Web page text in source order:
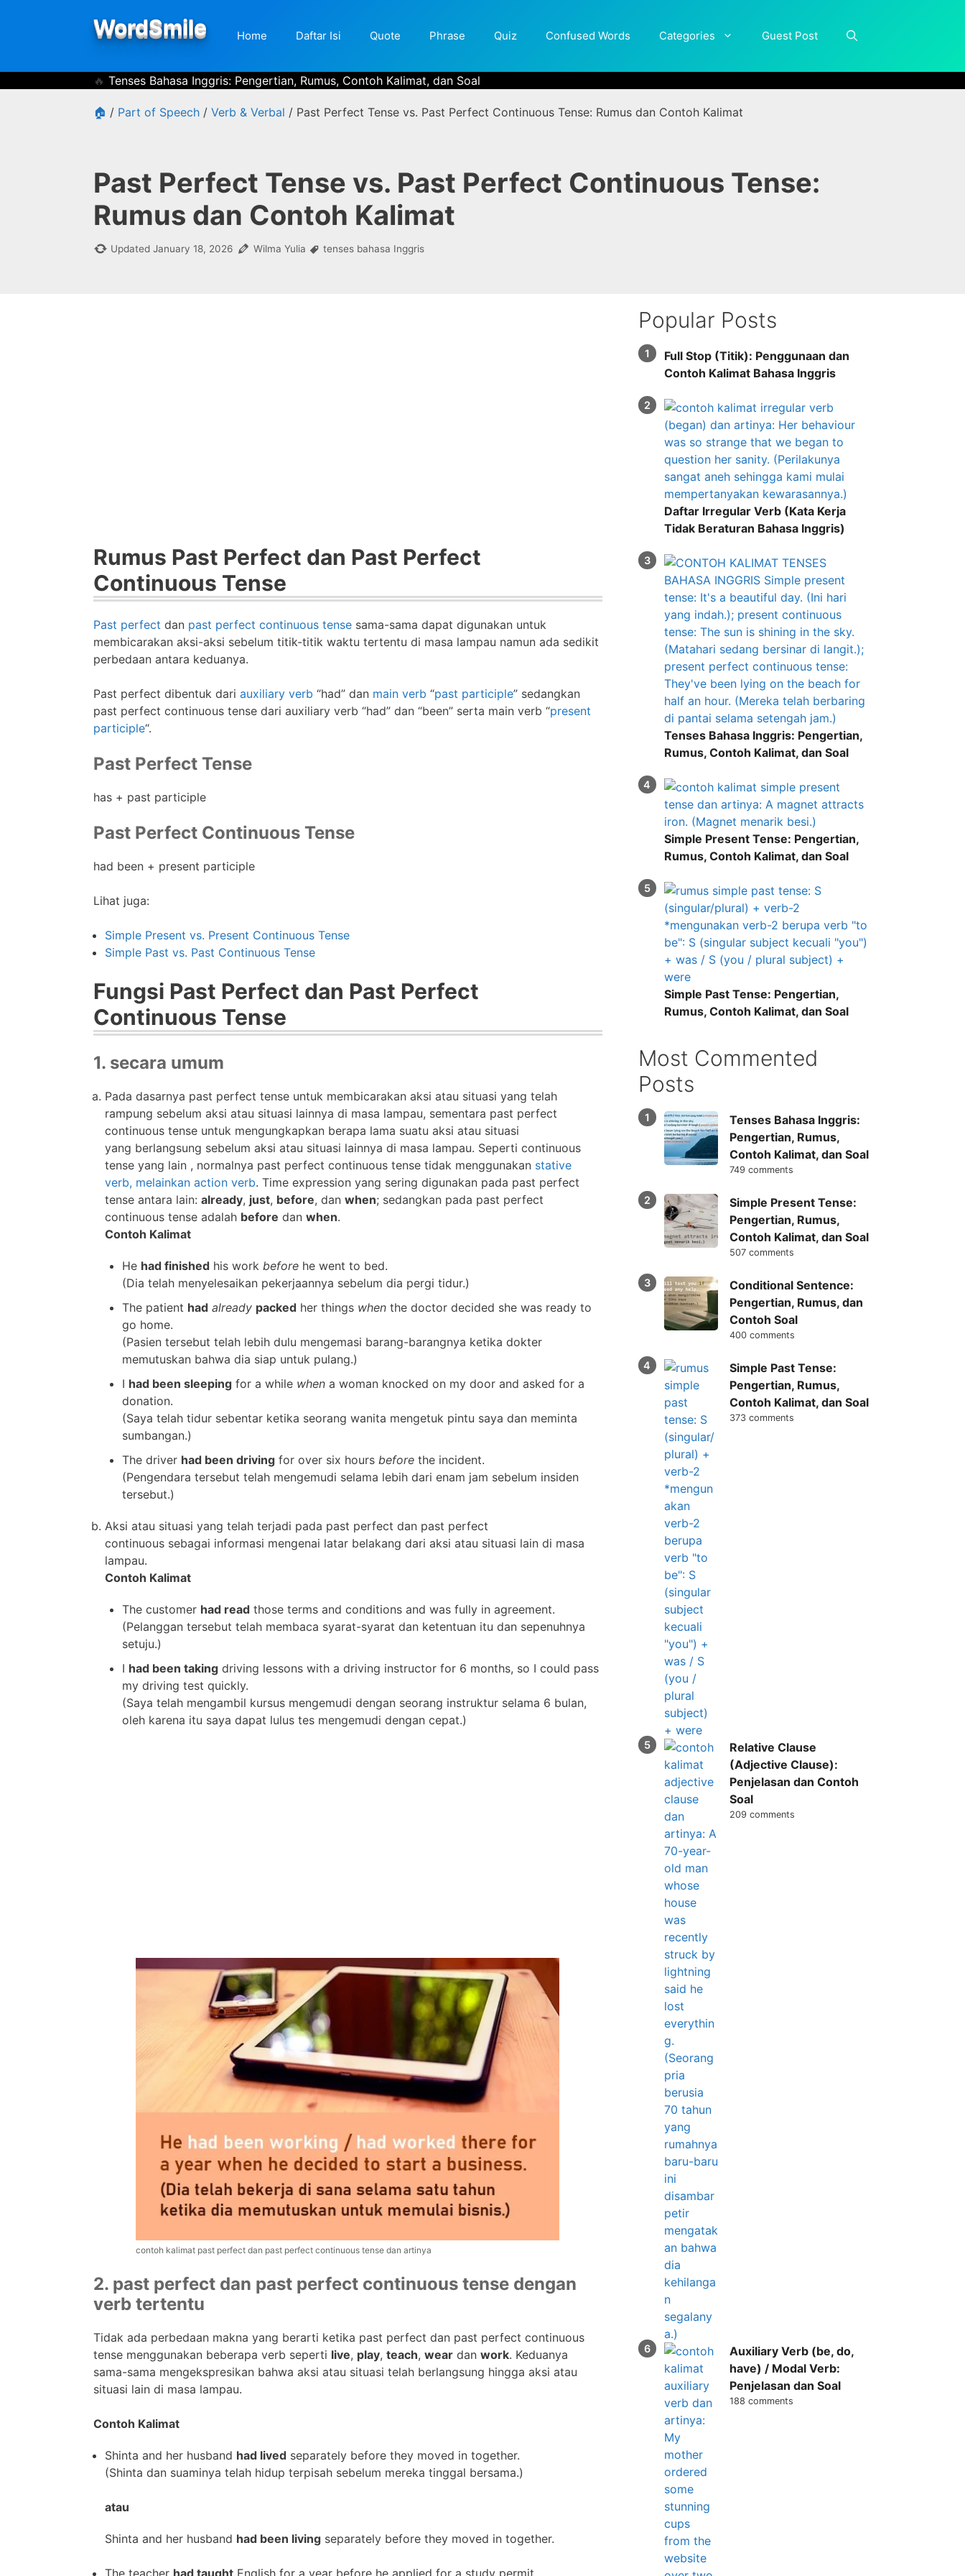
WordSmile Home Daftar Isi Quote Phrase Quiz Confused Words Categories Guest Post
Tenses Bahasa Inggris: Pengertian, Rumus, Contoh Kalimat, dan Soal
🏠 / Part of Speech / Verb & Verbal / Past Perfect Tense vs. Past Perfect Continuous Tense: Rumus dan Contoh Kalimat
Past Perfect Tense vs. Past Perfect Continuous Tense:
Rumus dan Contoh Kalimat
Updated January 18, 2026 Wilma Yulia Tags
tenses bahasa Inggris
Rumus Past Perfect dan Past Perfect
Continuous Tense
Past perfect dan past perfect continuous tense sama-sama dapat digunakan untuk
membicarakan aksi-aksi sebelum titik-titik waktu tertentu di masa lampau namun ada sedikit
perbedaan antara keduanya.
Past perfect dibentuk dari auxiliary verb “had” dan main verb “past participle” sedangkan
past perfect continuous tense dari auxiliary verb “had” dan “been” serta main verb “present
participle“.
Past Perfect Tense
has + past participle
Past Perfect Continuous Tense
had been + present participle
Lihat juga:
Simple Present vs. Present Continuous Tense
Simple Past vs. Past Continuous Tense
Fungsi Past Perfect dan Past Perfect
Continuous Tense
1. secara umum
Pada dasarnya past perfect tense untuk membicarakan aksi atau situasi yang telah
rampung sebelum aksi atau situasi lainnya di masa lampau, sementara past perfect
continuous tense untuk mengungkapkan berapa lama suatu aksi atau situasi
yang berlangsung sebelum aksi atau situasi lainnya di masa lampau. Seperti continuous
tense yang lain , normalnya past perfect continuous tense tidak menggunakan stative
verb, melainkan action verb. Time expression yang sering digunakan pada past perfect
tense antara lain: already, just, before, dan when; sedangkan pada past perfect
continuous tense adalah before dan when.
Contoh Kalimat
He had finished his work before he went to bed.
(Dia telah menyelesaikan pekerjaannya sebelum dia pergi tidur.)
The patient had already packed her things when the doctor decided she was ready to
go home.
(Pasien tersebut telah lebih dulu mengemasi barang-barangnya ketika dokter
memutuskan bahwa dia siap untuk pulang.)
I had been sleeping for a while when a woman knocked on my door and asked for a
donation.
(Saya telah tidur sebentar ketika seorang wanita mengetuk pintu saya dan meminta
sumbangan.)
The driver had been driving for over six hours before the incident.
(Pengendara tersebut telah mengemudi selama lebih dari enam jam sebelum insiden
tersebut.)
Aksi atau situasi yang telah terjadi pada past perfect dan past perfect
continuous sebagai informasi mengenai latar belakang dari aksi atau situasi lain di masa
lampau.
Contoh Kalimat
The customer had read those terms and conditions and was fully in agreement.
(Pelanggan tersebut telah membaca syarat-syarat dan ketentuan itu dan sepenuhnya
setuju.)
I had been taking driving lessons with a driving instructor for 6 months, so I could pass
my driving test quickly.
(Saya telah mengambil kursus mengemudi dengan seorang instruktur selama 6 bulan,
oleh karena itu saya dapat lulus tes mengemudi dengan cepat.)
contoh kalimat past perfect dan past perfect continuous tense dan artinya
2. past perfect dan past perfect continuous tense dengan
verb tertentu
Tidak ada perbedaan makna yang berarti ketika past perfect dan past perfect continuous
tense menggunakan beberapa verb seperti live, play, teach, wear dan work. Keduanya
sama-sama mengekspresikan bahwa aksi atau situasi telah berlangsung hingga aksi atau
situasi lain di masa lampau.
Contoh Kalimat
Shinta and her husband had lived separately before they moved in together.
(Shinta dan suaminya telah hidup terpisah sebelum mereka tinggal bersama.)
atau
Shinta and her husband had been living separately before they moved in together.
Popular Posts
Full Stop (Titik): Penggunaan dan
Contoh Kalimat Bahasa Inggris
Daftar Irregular Verb (Kata Kerja
Tidak Beraturan Bahasa Inggris)
Tenses Bahasa Inggris: Pengertian,
Rumus, Contoh Kalimat, dan Soal
Simple Present Tense: Pengertian,
Rumus, Contoh Kalimat, dan Soal
Simple Past Tense: Pengertian,
Rumus, Contoh Kalimat, dan Soal
Most Commented
Posts
Tenses Bahasa Inggris:
Pengertian, Rumus,
Contoh Kalimat, dan Soal
749 comments
Simple Present Tense:
Pengertian, Rumus,
Contoh Kalimat, dan Soal
507 comments
Conditional Sentence:
Pengertian, Rumus, dan
Contoh Soal
400 comments
Simple Past Tense:
Pengertian, Rumus,
Contoh Kalimat, dan Soal
373 comments
Relative Clause
(Adjective Clause):
Penjelasan dan Contoh
Soal
209 comments
Auxiliary Verb (be, do,
have) / Modal Verb:
Penjelasan dan Soal
188 comments